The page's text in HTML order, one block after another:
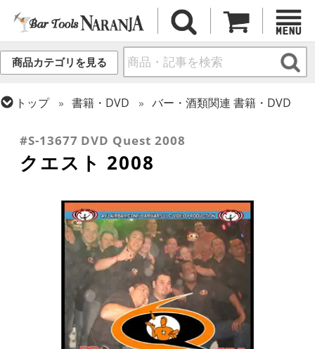
商品カテゴリを見る
トップ 書籍・DVD
バー・酒類関連 書籍・DVD
フレア用各種アイテム
#S-13677 DVD Quest 2008
クエスト 2008